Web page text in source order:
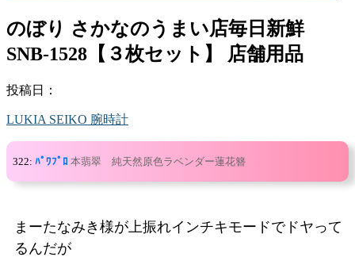
のぼり さかなのうまい店毎日新鮮
SNB-1528【３枚セット】 店舗用品
投稿日：
LUKIA SEIKO 腕時計
322: ﾊﾟﾜﾌﾟﾛ 本翡翠 純天然原色ラベンダー蓮花簪
まーたなみき様が上振れインチキモードでドヤって
るんだが